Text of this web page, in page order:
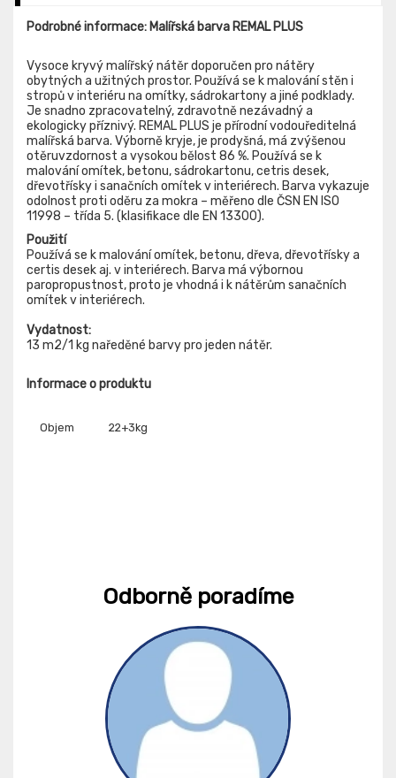
Podrobné informace: Malířská barva REMAL PLUS
Vysoce kryvý malířský nátěr doporučen pro nátěry
obytných a užitných prostor. Používá se k malování stěn i
stropů v interiéru na omítky, sádrokartony a jiné podklady.
Je snadno zpracovatelný, zdravotně nezávadný a
ekologicky příznivý. REMAL PLUS je přírodní vodouředitelná
malířská barva. Výborně kryje, je prodyšná, má zvýšenou
otěruvzdornost a vysokou bělost 86 %. Používá se k
malování omítek, betonu, sádrokartonu, cetris desek,
dřevotřísky i sanačních omítek v interiérech. Barva vykazuje
odolnost proti oděru za mokra – měřeno dle ČSN EN ISO
11998 – třída 5. (klasifikace dle EN 13300).
Použití
Používá se k malování omítek, betonu, dřeva, dřevotřísky a
certis desek aj. v interiérech. Barva má výbornou
paropropustnost, proto je vhodná i k nátěrům sanačních
omítek v interiérech.
Vydatnost:
13 m2/1 kg naředěné barvy pro jeden nátěr.
Informace o produktu
Objem 22+3kg
Odborně poradíme